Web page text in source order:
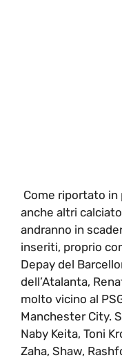
Come riportato in
anche altri
andranno in
inseriti, proprio
Depay del
dell’Atalanta,
molto vicino al
Manchester City.
Naby Keita, Toni
Zaha, Shaw,